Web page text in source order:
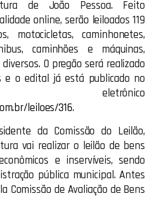
de João Pessoa. Feito
online, serão leiloados 119
motocicletas, caminhonetes,
caminhões e máquinas,
O pregão será realizado
e o edital já está publicado no
eletrônico
leiloes/316.
da Comissão do Leilão,
vai realizar o leilão de bens
e inservíveis, sendo
pública municipal. Antes
Comissão de Avaliação de Bens